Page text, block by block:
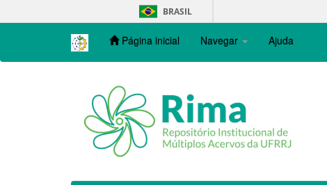
navigation
BRASIL
Página inicial Navegar Ajuda